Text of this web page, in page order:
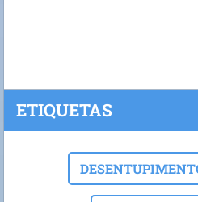
ETIQUETAS